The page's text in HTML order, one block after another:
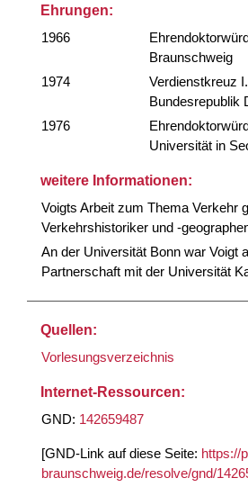
Ehrungen:
1966
Braunschweig
1974
Verdienstkreuz
Bundesrepublik
1976
Universität in
weitere Informationen:
Voigts Arbeit zum Thema Verkehr
Verkehrshistoriker und -
An der Universität Bonn war Voigt
Partnerschaft mit der Universität
Quellen:
Vorlesungsverzeichnis
Internet-Ressourcen:
GND: 142659487
[GND-Link auf diese Seite: https://
braunschweig.de/resolve/gnd/